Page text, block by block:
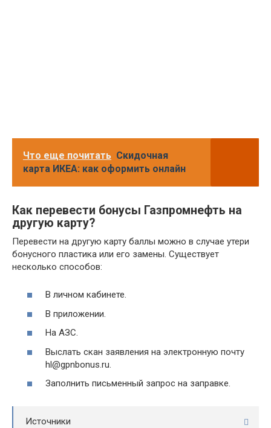
Что еще почитать Скидочная
карта ИКЕА: как оформить онлайн
Как перевести бонусы Газпромнефть на
другую карту?
Перевести на другую карту баллы можно в случае утери
бонусного пластика или его замены. Существует
несколько способов:
В личном кабинете.
В приложении.
На АЗС.
Выслать скан заявления на электронную почту
hl@gpnbonus.ru.
Заполнить письменный запрос на заправке.
Источники